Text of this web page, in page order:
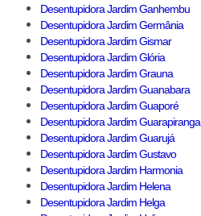
Desentupidora Jardim Ganhembu
Desentupidora Jardim Germânia
Desentupidora Jardim Gismar
Desentupidora Jardim Glória
Desentupidora Jardim Grauna
Desentupidora Jardim Guanabara
Desentupidora Jardim Guaporé
Desentupidora Jardim Guarapiranga
Desentupidora Jardim Guarujá
Desentupidora Jardim Gustavo
Desentupidora Jardim Harmonia
Desentupidora Jardim Helena
Desentupidora Jardim Helga